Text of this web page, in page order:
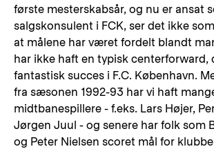
første mesterskabsår, og nu er ansat
salgskonsulent i FCK, ser det ikke
at målene har været fordelt blandt
har ikke haft en typisk centerforward,
fantastisk succes i F.C. København.
fra sæsonen 1992-93 har vi haft
midtbanespillere - f.eks. Lars Højer,
Jørgen Juul - og senere har folk som
og Peter Nielsen scoret mål for